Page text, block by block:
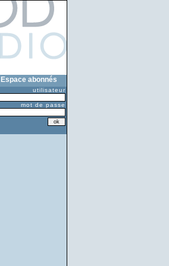
Espace abonnés
utilisateur
mot de passe